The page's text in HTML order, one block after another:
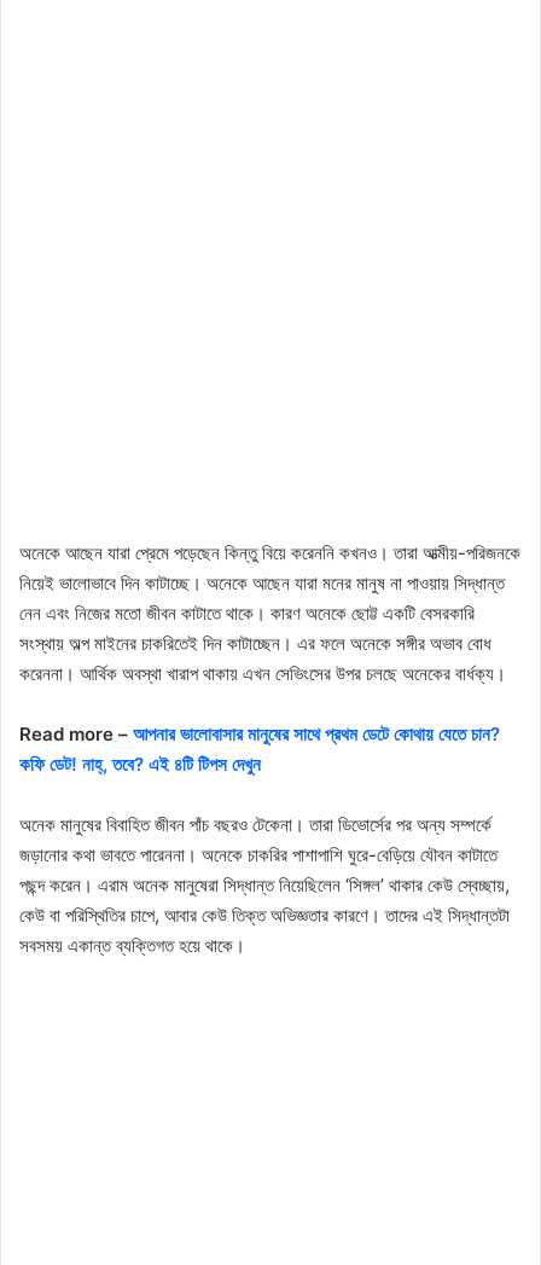
অনেকে আছেন যারা প্রেমে পড়েছেন কিন্তু বিয়ে করেননি কখনও। তারা আত্মীয়-পরিজনকে
নিয়েই ভালোভাবে দিন কাটাচ্ছে। অনেকে আছেন যারা মনের মানুষ না পাওয়ায় সিদ্ধান্ত
নেন এবং নিজের মতো জীবন কাটাতে থাকে। কারণ অনেকে ছোট্ট একটি বেসরকারি
সংস্থায় অল্প মাইনের চাকরিতেই দিন কাটাচ্ছেন। এর ফলে অনেকে সঙ্গীর অভাব বোধ
করেননা। আর্থিক অবস্থা খারাপ থাকায় এখন সেভিংসের উপর চলছে অনেকের বার্ধক্য।
Read more – আপনার ভালোবাসার মানুষের সাথে প্রথম ডেটে কোথায় যেতে চান?
কফি ডেট! নাহ্, তবে? এই ৪টি টিপস দেখুন
অনেক মানুষের বিবাহিত জীবন পাঁচ বছরও টেকেনা। তারা ডিভোর্সের পর অন্য সম্পর্কে
জড়ানোর কথা ভাবতে পারেননা। অনেকে চাকরির পাশাপাশি ঘুরে-বেড়িয়ে যৌবন কাটাতে
পছন্দ করেন। এরাম অনেক মানুষেরা সিদ্ধান্ত নিয়েছিলেন ‘সিঙ্গল’ থাকার কেউ স্বেচ্ছায়,
কেউ বা পরিস্থিতির চাপে, আবার কেউ তিক্ত অভিজ্ঞতার কারণে। তাদের এই সিদ্ধান্তটা
সবসময় একান্ত ব্যক্তিগত হয়ে থাকে।